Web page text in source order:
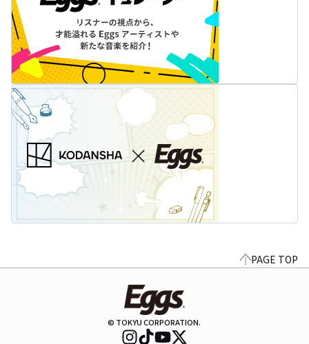
PAGE TOP
© TOKYU CORPORATION.